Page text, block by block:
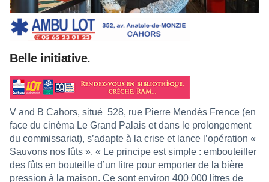
Belle initiative.
V and B Cahors, situé 528, rue Pierre Mendès Frence (en
face du cinéma Le Grand Palais et dans le prolongement
du commissariat), s’adapte à la crise et lance l’opération «
Sauvons nos fûts ». « Le principe est simple : embouteiller
des fûts en bouteille d’un litre pour emporter de la bière
pression à la maison. Ce sont environ 400 000 litres de